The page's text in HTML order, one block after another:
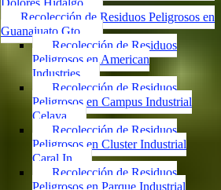
Dolores Hidalgo
Recolección de Residuos Peligrosos en
Guanajuato Gto.
Recolección de Residuos
Peligrosos en American
Industries
Recolección de Residuos
Peligrosos en Campus Industrial
Celaya
Recolección de Residuos
Peligrosos en Cluster Industrial
Caral In
Recolección de Residuos
Peligrosos en Parque Industrial